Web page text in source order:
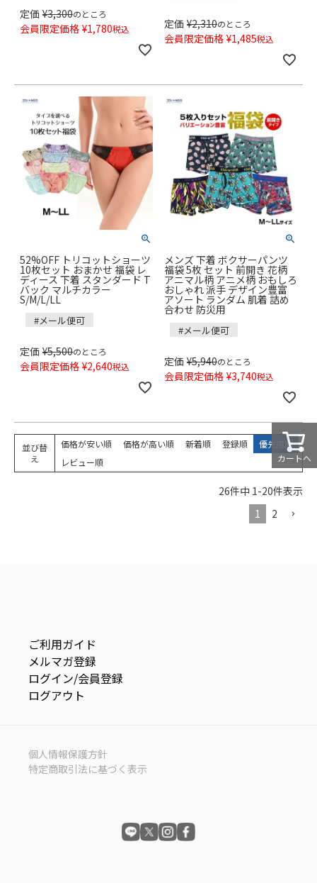
定価 ¥3,300のところ
会員限定価格 ¥1,780税込 定価 ¥2,310のところ
会員限定価格 ¥1,485税込
52%OFF トリコットショーツ
10枚セット おまかせ 福袋 レ
ディース 下着 スタンダード T
バック マルチカラー
S/M/L/LL
#メール便可
定価 ¥5,500のところ
会員限定価格 ¥2,640税込
メンズ 下着 ボクサーパンツ
福袋 5枚 セット 前開き 花柄
アニマル柄 アニメ柄 おもしろ
おしゃれ 派手 デザイン豊富
アソート ランダム 肌着 詰め
合わせ 防災用
#メール便可
定価 ¥5,940のところ
会員限定価格 ¥3,740税込
並び替
え
価格が安い順 価格が高い順 新着順 登録順
優先度順
レビュー順
26件中 1-20件表示
1
2
カートへ
ご利用ガイド
メルマガ登録
ログイン/会員登録
ログアウト
個人情報保護方針
特定商取引法に基づく表示